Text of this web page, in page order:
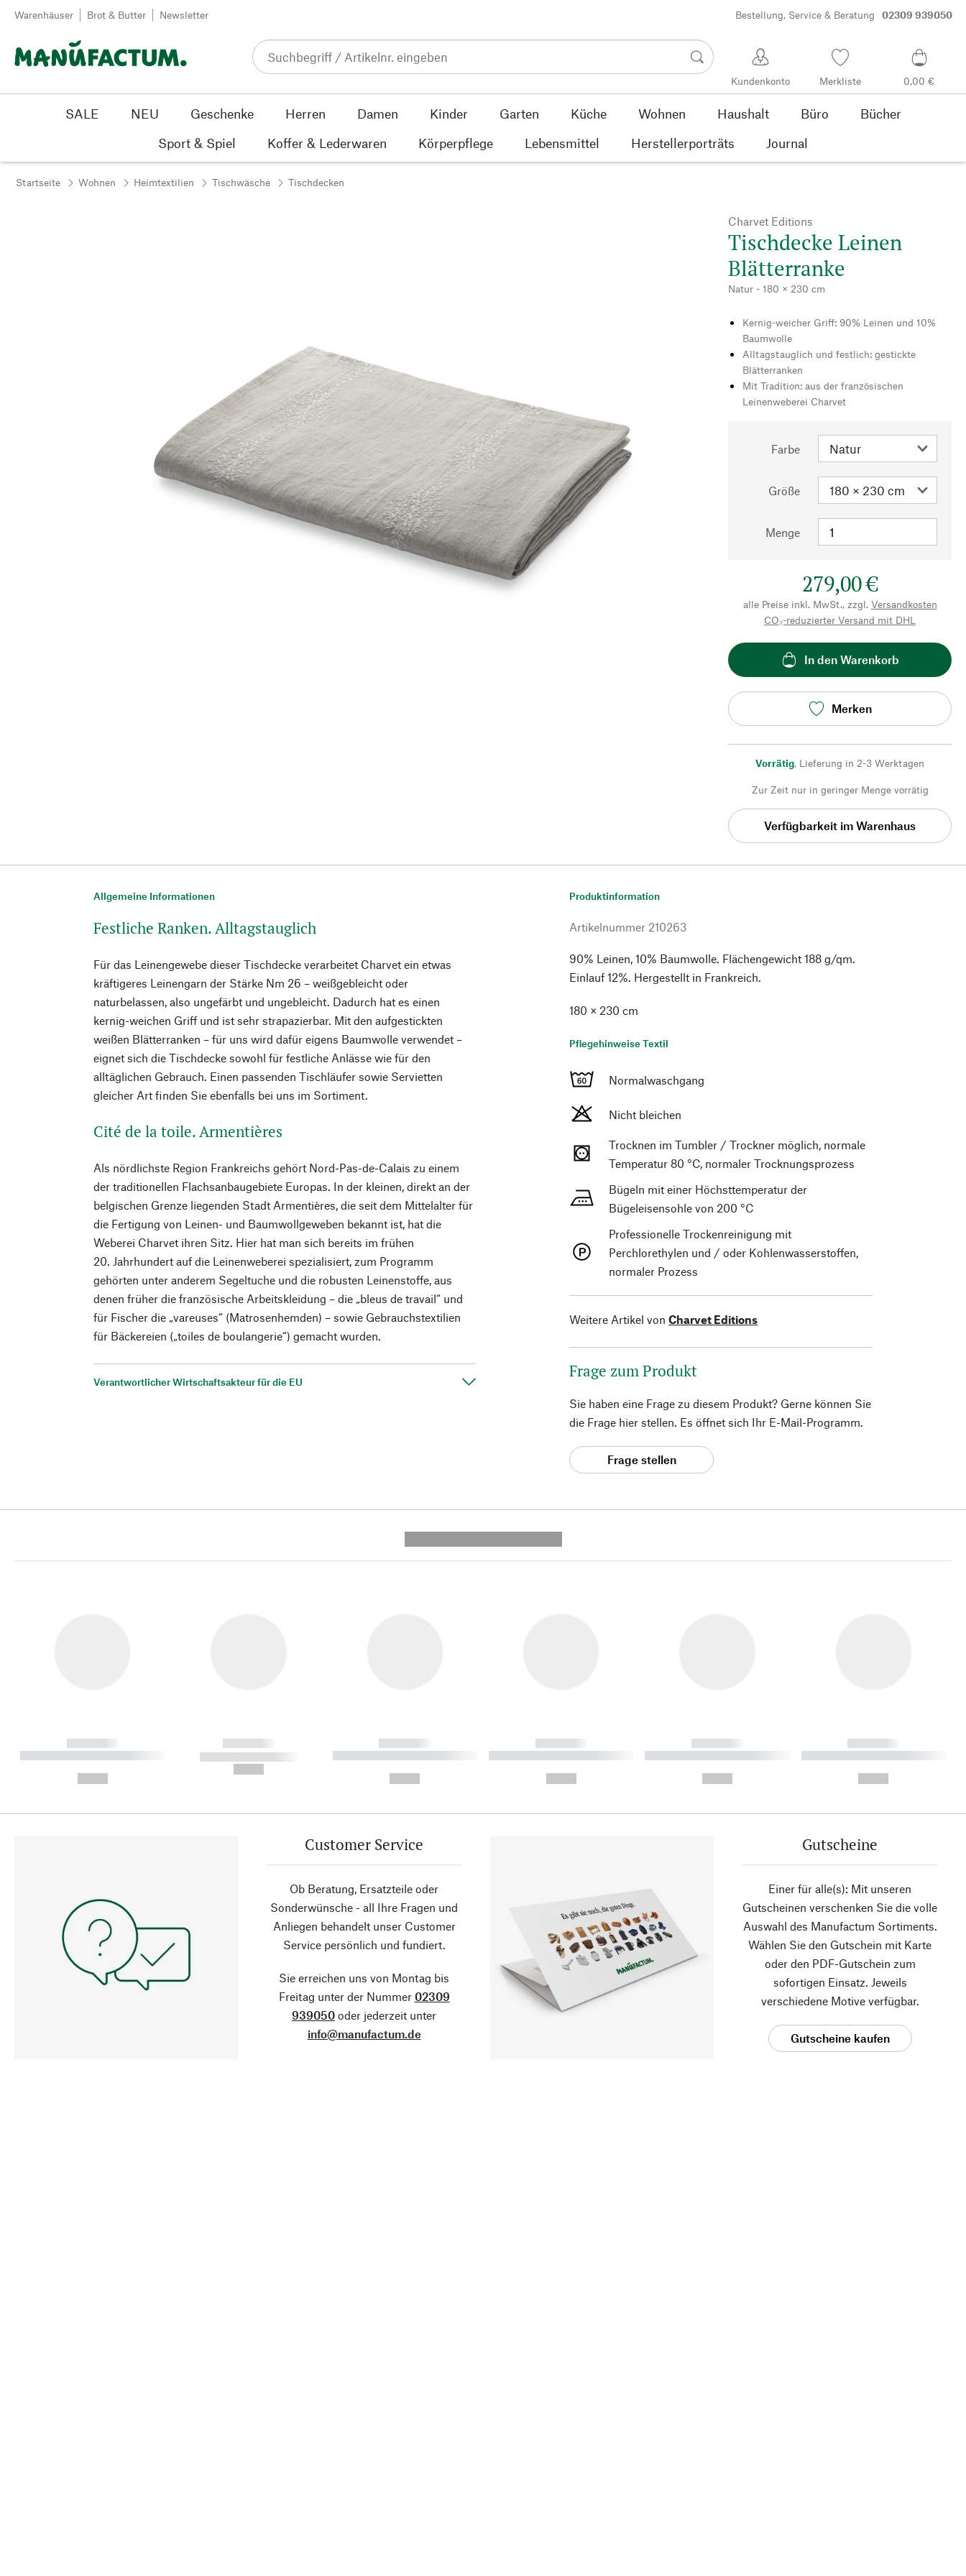
Zum Inhalt springen
Warenhäuser Brot & Butter Newsletter Bestellung, Service & Beratung 02309 939050
Kundenkonto Merkliste 0,00 €
SALE NEU Geschenke Herren Damen Kinder Garten Küche Wohnen Haushalt Büro
Bücher
Sport & Spiel
Koffer & Lederwaren Körperpflege Lebensmittel Herstellerporträts Journal
Startseite Wohnen Heimtextilien Tischwäsche Tischdecken
Charvet Editions
Tischdecke Leinen
Blätterranke
Natur - 180 × 230 cm
Kernig-weicher Griff: 90% Leinen und 10%
Baumwolle
Alltagstauglich und festlich: gestickte
Blätterranken
Mit Tradition: aus der französischen
Leinenweberei Charvet
Farbe
Größe
Menge
279,00 €
alle Preise inkl. MwSt., zzgl. Versandkosten
CO₂-reduzierter Versand mit DHL
In den Warenkorb
Merken
Vorrätig, Lieferung in 2-3 Werktagen
Zur Zeit nur in geringer Menge vorrätig
Verfügbarkeit im Warenhaus
Allgemeine Informationen
Festliche Ranken. Alltagstauglich
Für das Leinengewebe dieser Tischdecke verarbeitet Charvet ein etwas
kräftigeres Leinengarn der Stärke Nm 26 – weißgebleicht oder
naturbelassen, also ungefärbt und ungebleicht. Dadurch hat es einen
kernig-weichen Griff und ist sehr strapazierbar. Mit den aufgestickten
weißen Blätterranken – für uns wird dafür eigens Baumwolle verwendet –
eignet sich die Tischdecke sowohl für festliche Anlässe wie für den
alltäglichen Gebrauch. Einen passenden Tischläufer sowie Servietten
gleicher Art finden Sie ebenfalls bei uns im Sortiment.
Cité de la toile. Armentières
Als nördlichste Region Frankreichs gehört Nord-Pas-de-Calais zu ­einem
der traditionellen Flachsanbaugebiete Europas. In der kleinen, direkt an der
belgischen Grenze liegenden Stadt Armentières, die seit dem Mittel­alter für
die Fertigung von Leinen- und Baumwollgeweben bekannt ist, hat die
Weberei Charvet ihren Sitz. Hier hat man sich bereits im frühen
20. Jahrhundert auf die ­Leinenweberei spezialisiert, zum Programm
gehörten unter anderem Segeltuche und die robusten Leinenstoffe, aus
denen früher die französische Arbeitskleidung – die „bleus de travail“ und
für Fischer die ­„vareuses“ (Matrosenhemden) – sowie Gebrauchstextilien
für Bäckereien („toiles de boulangerie“) gemacht wurden.
Verantwortlicher Wirtschaftsakteur für die EU
Produktinformation
Artikelnummer 210263
90% Leinen, 10% Baumwolle. Flächengewicht 188 g/qm.
Einlauf 12%. Hergestellt in Frankreich.
180 × 230 cm
Pflegehinweise Textil
Normalwaschgang
Nicht bleichen
Trocknen im Tumbler / Trockner möglich, normale
Temperatur 80 °C, normaler Trocknungsprozess
Bügeln mit einer Höchsttemperatur der
Bügeleisensohle von 200 °C
Professionelle Trockenreinigung mit
Perchlorethylen und / oder Kohlenwasserstoffen,
normaler Prozess
Weitere Artikel von Charvet Editions
Frage zum Produkt
Sie haben eine Frage zu diesem Produkt? Gerne können Sie
die Frage hier stellen. Es öffnet sich Ihr E-Mail-Programm.
Frage stellen
------------
----------- ----------- ----------
------------
----------- -----------
------------
----------- ----------- ----------
------------
----------- ----------- ----------
------------
----------- ----------- ----------
------------
----------- ----------- ----------
Customer Service
Ob Beratung, Ersatzteile oder
Sonderwünsche - all Ihre Fragen und
Anliegen behandelt unser Customer
Service persönlich und fundiert.
Sie erreichen uns von Montag bis
Freitag unter der Nummer 02309
939050 oder jederzeit unter
info@manufactum.de
Gutscheine
Einer für alle(s): Mit unseren
Gutscheinen verschenken Sie die volle
Auswahl des Manufactum Sortiments.
Wählen Sie den Gutschein mit Karte
oder den PDF-Gutschein zum
sofortigen Einsatz. Jeweils
verschiedene Motive verfügbar.
Gutscheine kaufen